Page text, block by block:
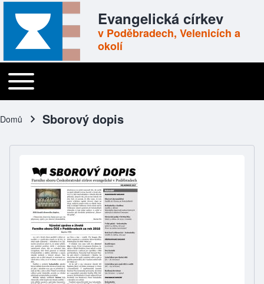
Evangelická církev
v Poděbradech, Velenicích a
okolí
Main navigation
Toggle main menu
Drobečková navigace
Domů Sborový dopis